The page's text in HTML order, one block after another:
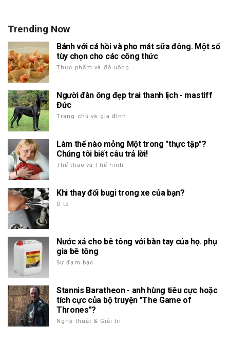
Trending Now
Bánh với cá hồi và pho mát sữa đông. Một số
tùy chọn cho các công thức
Thực phẩm và đồ uống
Người đàn ông đẹp trai thanh lịch - mastiff
Đức
Trang chủ và gia đình
Làm thế nào mỏng Một trong "thực tập"?
Chúng tôi biết câu trả lời!
Thể thao và Thể hình
Khi thay đổi bugi trong xe của bạn?
Ô tô
Nước xả cho bê tông với bàn tay của họ. phụ
gia bê tông
Sự đạm bạc
Stannis Baratheon - anh hùng tiêu cực hoặc
tích cực của bộ truyện "The Game of
Thrones"?
Nghệ thuật & Giải trí